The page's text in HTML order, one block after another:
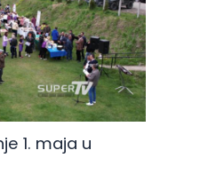
1. maja u